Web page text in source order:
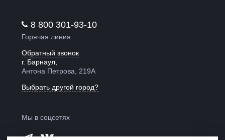
8 800 301-93-10
Горячая линия
Обратный звонок
г. Барнаул,
Антона Петрова, 219А
Выбрать другой город?
Мы в соцсетях